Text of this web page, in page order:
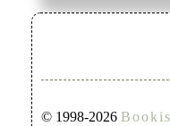
© 1998-2026